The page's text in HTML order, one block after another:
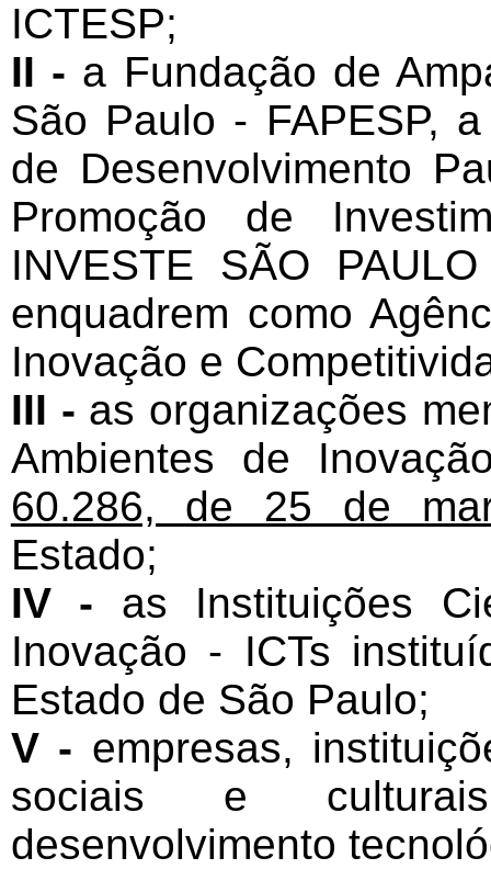
ICTESP;
II - a Fundação de
São Paulo - FAPESP,
de Desenvolvimento
Promoção de
INVESTE SÃO
enquadrem como
Inovação e
III - as organizações
Ambientes de
60.286, de 25 de
Estado;
IV - as Instituições
Inovação - ICTs
Estado de São Paulo;
V - empresas,
sociais e
desenvolvimento